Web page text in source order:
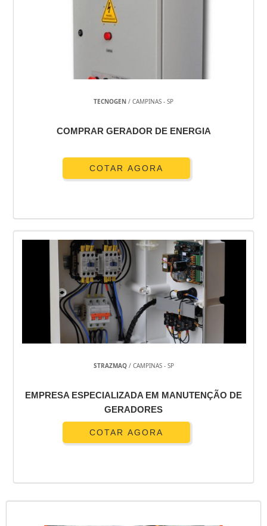
TECNOGEN / CAMPINAS - SP
COMPRAR GERADOR DE ENERGIA
COTAR AGORA
STRAZMAQ/ CAMPINAS - SP
EMPRESA ESPECIALIZADA EM MANUTENÇÃO DE
GERADORES
COTAR AGORA